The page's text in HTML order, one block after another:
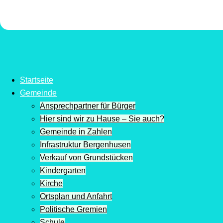
Startseite
Gemeinde
Ansprechpartner für Bürger
Hier sind wir zu Hause – Sie auch?
Gemeinde in Zahlen
Infrastruktur Bergenhusen
Verkauf von Grundstücken
Kindergarten
Kirche
Ortsplan und Anfahrt
Politische Gremien